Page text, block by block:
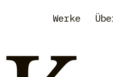
Werke